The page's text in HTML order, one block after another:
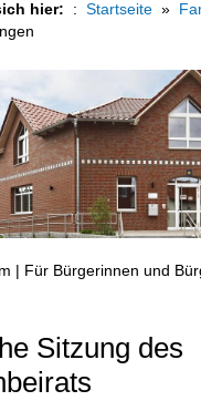
hier: Startseite
| Für Bürgerinnen und
Sitzung des